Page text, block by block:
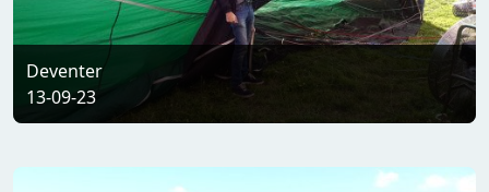
Deventer
13-09-23